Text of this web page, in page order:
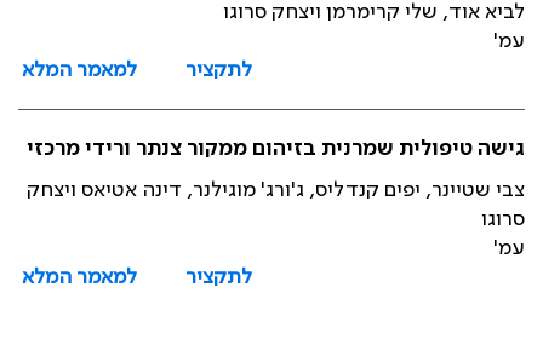
לביא אוד, שלי קרימרמן ויצחק סרוגו
עמ'
לתקציר
למאמר המלא
גישה טיפולית שמרנית בזיהום ממקור צנתר ורידי מרכזי
צבי שטיינר, יפים קנדליס, ג'ורג' מוגילנר, דינה אטיאס ויצחק
סרוגו
עמ'
לתקציר
למאמר המלא